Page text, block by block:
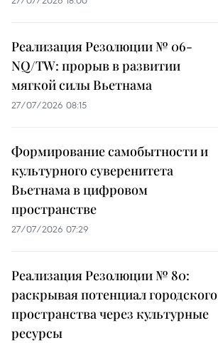
Реализация Резолюции № 06-
NQ/TW: прорыв в развитии
мягкой силы Вьетнама
27/07/2026 08:15
Формирование самобытности и
культурного суверенитета
Вьетнама в цифровом
пространстве
27/07/2026 07:29
Реализация Резолюции № 80:
раскрывая потенциал городского
пространства через культурные
ресурсы